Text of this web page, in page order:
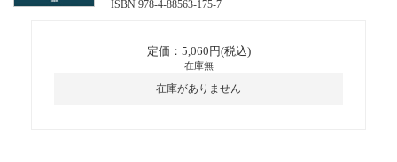
ISBN 978-4-88563-175-7
定価：5,060円(税込)
在庫無
在庫がありません